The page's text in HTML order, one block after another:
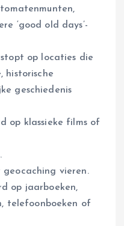
‘good old days’-
op locaties die
historische
geschiedenis
op klassieke films of
geocaching vieren.
op jaarboeken,
telefoonboeken of